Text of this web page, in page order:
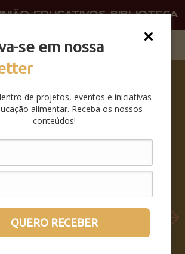
se em nossa
de projetos, eventos e iniciativas
alimentar. Receba os nossos
conteúdos!
QUERO RECEBER
EDUCATIVOS BIBLIOTECA